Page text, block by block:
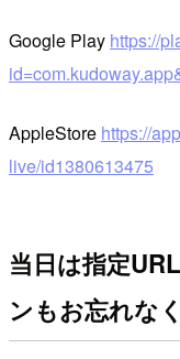
Google Play https://
AppleStore https://
live/id1380613475
当日は指定
ンもお忘れなく